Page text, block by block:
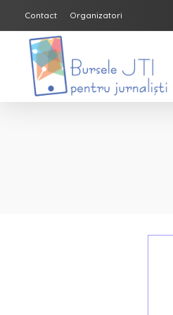
Contact Organizatori